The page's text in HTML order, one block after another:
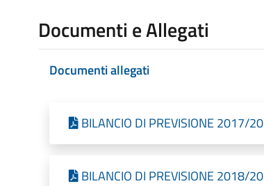
Documenti e Allegati
Documenti allegati
BILANCIO DI PREVISIONE
BILANCIO DI PREVISIONE